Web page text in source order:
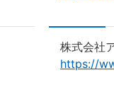
株式会社
https://